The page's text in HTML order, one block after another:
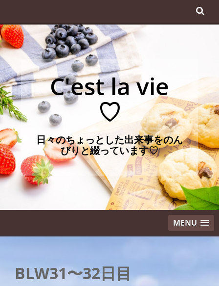
テ
ン
ツ
へ
ス
キ
ッ
プ
C'est la vie
♡
日々のちょっとした出来事をのん
びりと綴っています♡
MENU
BLW31〜32日目